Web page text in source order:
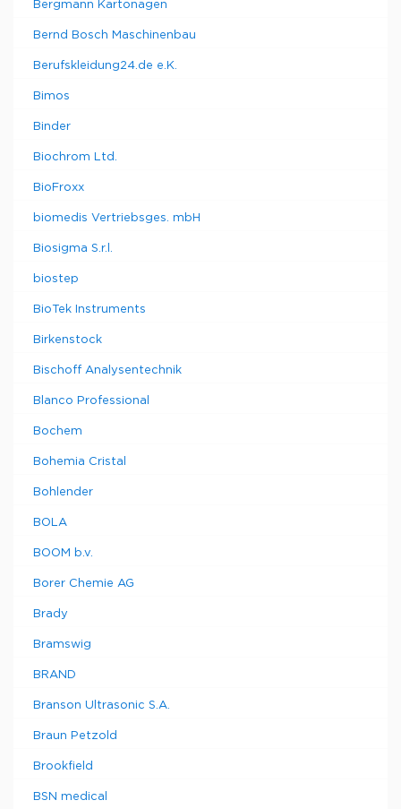
Bergmann Kartonagen
Bernd Bosch Maschinenbau
Berufskleidung24.de e.K.
Bimos
Binder
Biochrom Ltd.
BioFroxx
biomedis Vertriebsges. mbH
Biosigma S.r.l.
biostep
BioTek Instruments
Birkenstock
Bischoff Analysentechnik
Blanco Professional
Bochem
Bohemia Cristal
Bohlender
BOLA
BOOM b.v.
Borer Chemie AG
Brady
Bramswig
BRAND
Branson Ultrasonic S.A.
Braun Petzold
Brookfield
BSN medical